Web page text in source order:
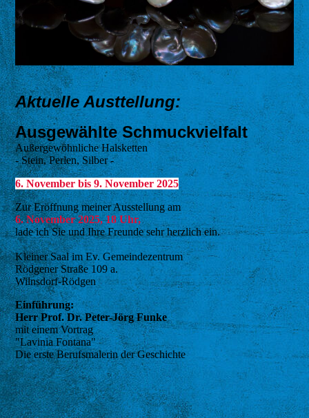
Aktuelle Austtellung:
Ausgewählte Schmuckvielfalt
Außergewöhnliche Halsketten
- Stein, Perlen, Silber -
6.November bis 9. November 2025
Zur Eröffnung meiner Ausstellung am
6. November 2025, 18 Uhr,
lade ich Sie und Ihre Freunde sehr herzlich ein.
Kleiner Saal im Ev. Gemeindezentrum
Rödgener Straße 109 a.
Wilnsdorf-Rödgen
Einführung:
Herr Prof. Dr. Peter-Jörg Funke
mit einem Vortrag
"Lavinia Fontana"
Die erste Berufsmalerin der Geschichte